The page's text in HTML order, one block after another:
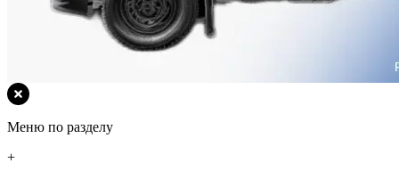
Меню по разделу
+